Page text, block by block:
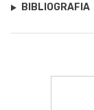
BIBLIOGRAFIA